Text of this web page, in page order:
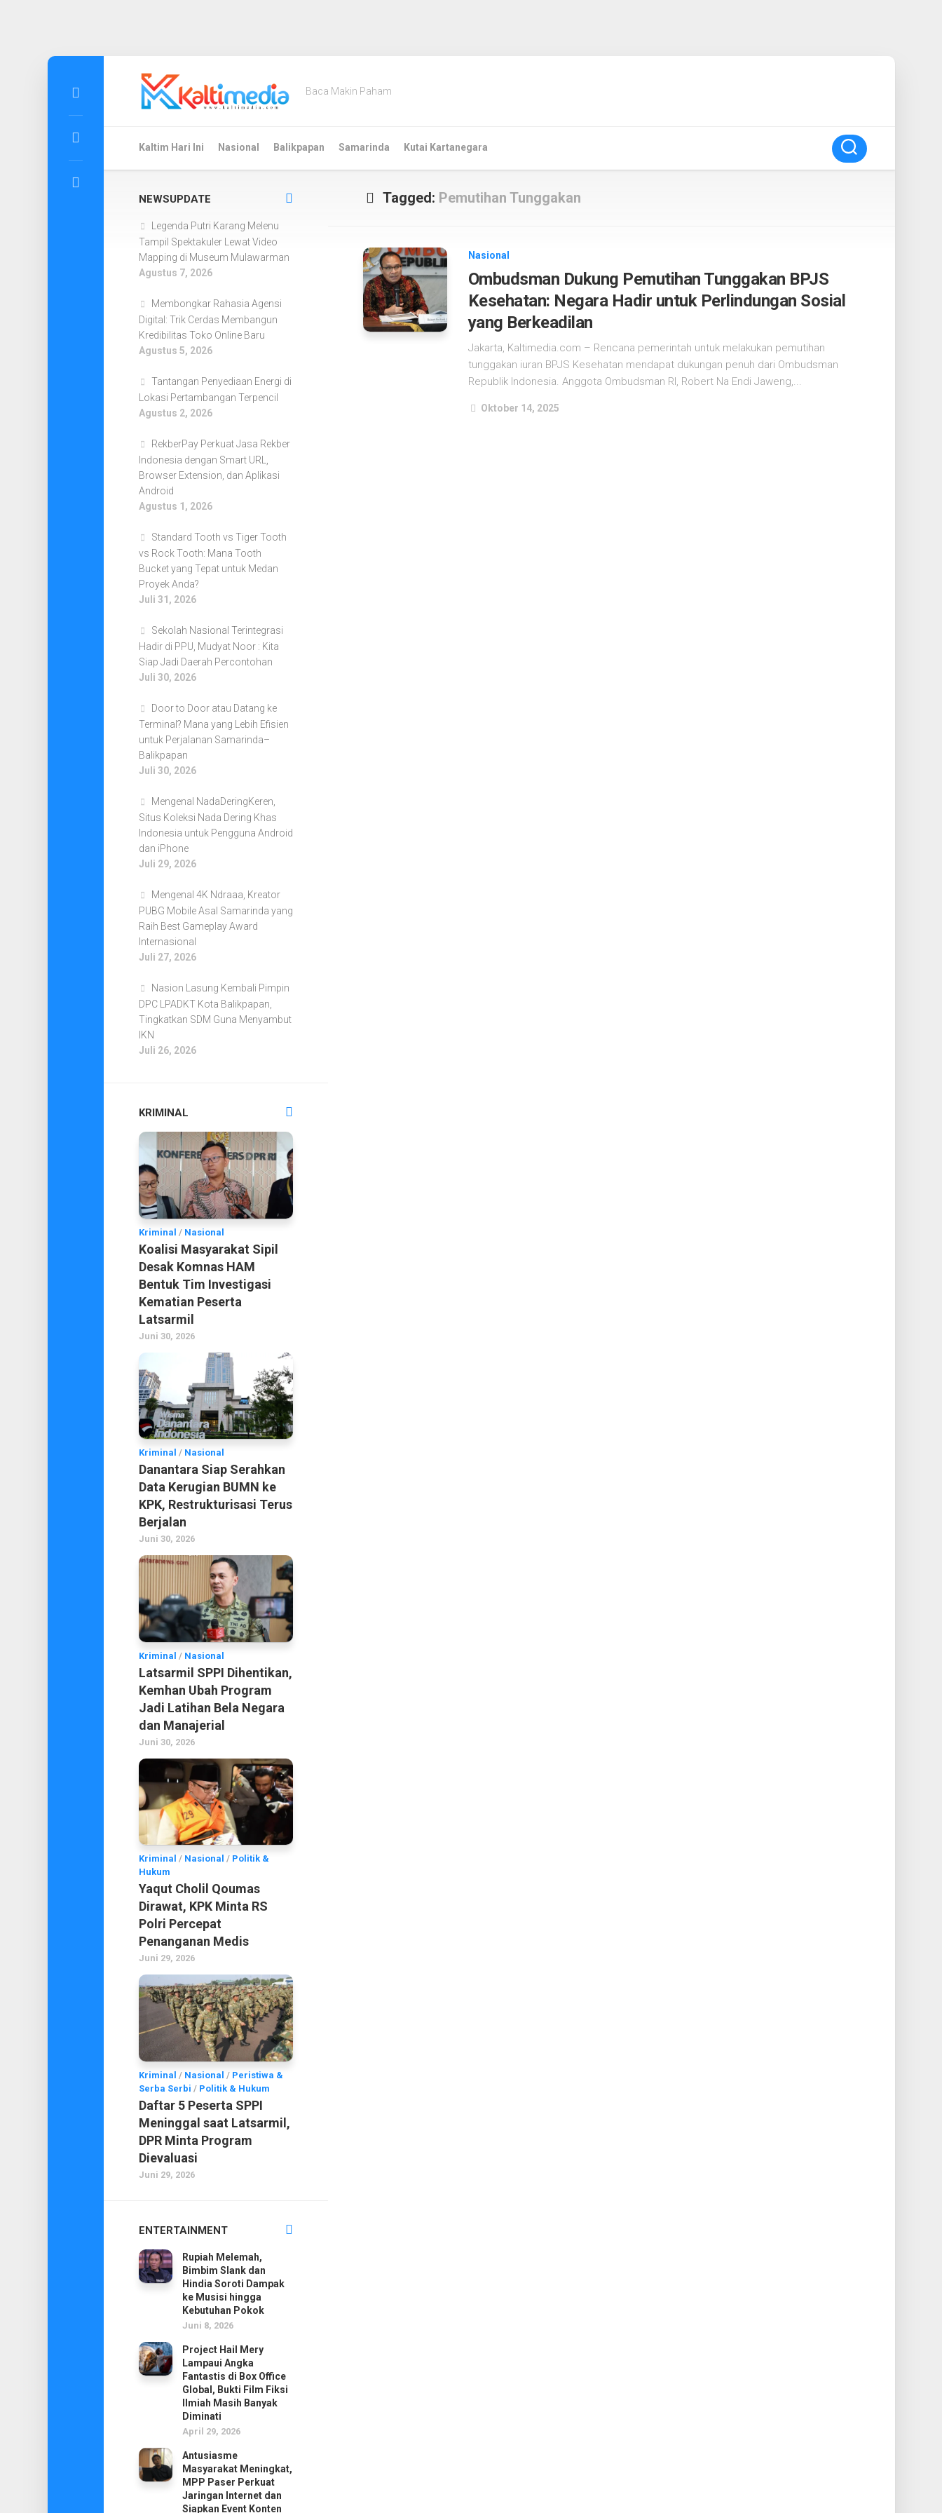
Baca Makin Paham
Kaltim Hari Ini Nasional Balikpapan Samarinda Kutai Kartanegara
Tagged: Pemutihan Tunggakan
Nasional
Ombudsman Dukung Pemutihan Tunggakan BPJS
Kesehatan: Negara Hadir untuk Perlindungan Sosial
yang Berkeadilan
Jakarta, Kaltimedia.com – Rencana pemerintah untuk melakukan pemutihan
tunggakan iuran BPJS Kesehatan mendapat dukungan penuh dari Ombudsman
Republik Indonesia. Anggota Ombudsman RI, Robert Na Endi Jaweng,...
Oktober 14, 2025
NEWSUPDATE
Legenda Putri Karang Melenu
Tampil Spektakuler Lewat Video
Mapping di Museum Mulawarman
Agustus 7, 2026
Membongkar Rahasia Agensi
Digital: Trik Cerdas Membangun
Kredibilitas Toko Online Baru
Agustus 5, 2026
Tantangan Penyediaan Energi di
Lokasi Pertambangan Terpencil
Agustus 2, 2026
RekberPay Perkuat Jasa Rekber
Indonesia dengan Smart URL,
Browser Extension, dan Aplikasi
Android
Agustus 1, 2026
Standard Tooth vs Tiger Tooth
vs Rock Tooth: Mana Tooth
Bucket yang Tepat untuk Medan
Proyek Anda?
Juli 31, 2026
Sekolah Nasional Terintegrasi
Hadir di PPU, Mudyat Noor : Kita
Siap Jadi Daerah Percontohan
Juli 30, 2026
Door to Door atau Datang ke
Terminal? Mana yang Lebih Efisien
untuk Perjalanan Samarinda–
Balikpapan
Juli 30, 2026
Mengenal NadaDeringKeren,
Situs Koleksi Nada Dering Khas
Indonesia untuk Pengguna Android
dan iPhone
Juli 29, 2026
Mengenal 4K Ndraaa, Kreator
PUBG Mobile Asal Samarinda yang
Raih Best Gameplay Award
Internasional
Juli 27, 2026
Nasion Lasung Kembali Pimpin
DPC LPADKT Kota Balikpapan,
Tingkatkan SDM Guna Menyambut
IKN
Juli 26, 2026
KRIMINAL
Kriminal / Nasional
Koalisi Masyarakat Sipil
Desak Komnas HAM
Bentuk Tim Investigasi
Kematian Peserta
Latsarmil
Juni 30, 2026
Kriminal / Nasional
Danantara Siap Serahkan
Data Kerugian BUMN ke
KPK, Restrukturisasi Terus
Berjalan
Juni 30, 2026
Kriminal / Nasional
Latsarmil SPPI Dihentikan,
Kemhan Ubah Program
Jadi Latihan Bela Negara
dan Manajerial
Juni 30, 2026
Kriminal / Nasional / Politik &
Hukum
Yaqut Cholil Qoumas
Dirawat, KPK Minta RS
Polri Percepat
Penanganan Medis
Juni 29, 2026
Kriminal / Nasional / Peristiwa &
Serba Serbi / Politik & Hukum
Daftar 5 Peserta SPPI
Meninggal saat Latsarmil,
DPR Minta Program
Dievaluasi
Juni 29, 2026
ENTERTAINMENT
Rupiah Melemah,
Bimbim Slank dan
Hindia Soroti Dampak
ke Musisi hingga
Kebutuhan Pokok
Juni 8, 2026
Project Hail Mery
Lampaui Angka
Fantastis di Box Office
Global, Bukti Film Fiksi
Ilmiah Masih Banyak
Diminati
April 29, 2026
Antusiasme
Masyarakat Meningkat,
MPP Paser Perkuat
Jaringan Internet dan
Siapkan Event Konten